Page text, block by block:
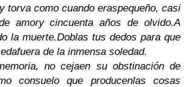
torva como cuando eraspequeño, casi
amory cincuenta años de olvido.A
la muerte.Doblas tus dedos para que
fuera de la inmensa soledad.
no cejaen su obstinación de
consuelo que producenlas cosas